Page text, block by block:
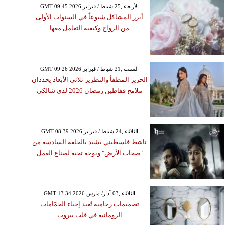
GMT 09:45 2026 الأربعاء ,25 شباط / فبراير
أبرز المشاكل شيوعاً في السنوات الأولى
من الزواج وكيفية التعامل معها
GMT 09:26 2026 السبت ,21 شباط / فبراير
الحرير المطفأ والتطريز ثلاثي الأبعاد يحددان
ملامح قفاطين رمضان 2026 لدى شالكي
GMT 08:39 2026 الثلاثاء ,24 شباط / فبراير
ناشط فلسطيني يشيد بالحلقة السادسة من
"صحاب الأرض" ويوجه تحية لصناع العمل
GMT 13:34 2026 الثلاثاء ,03 آذار/ مارس
تصميمات رخامية تُعيد إحياء الحمّامات
الرومانية في قلب بيروت